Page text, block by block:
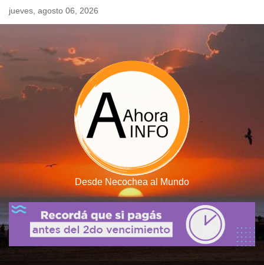
Skipjueves, agosto 06, 2026
Desde Necochea al Mundo